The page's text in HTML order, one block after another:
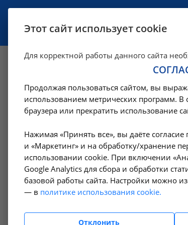
подъемом и
Ангарске
Цены в Ангарске — Скорая медицинская помощь
Этот сайт использует cookie
Для корректной работы данного сайта
Продолжая пользоваться сайтом, вы
использованием метрических программ. В
браузера или прекратить использование
Нажимая «Принять все», вы даёте
и «Маркетинг» и на обработку/хранение
использовании cookie. При включении
Google Analytics для сбора и обработки
базовой работы сайта. Настройки можно
— в политике использования cookie.
Отклонить